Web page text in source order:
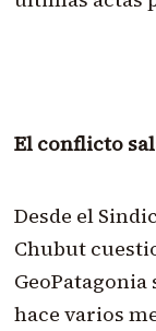
El conflicto
Desde el
Chubut
hace varios